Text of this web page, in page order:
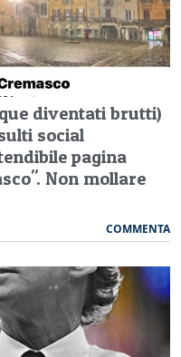
diventati brutti)
social
pagina
Non mollare
COMMENTA